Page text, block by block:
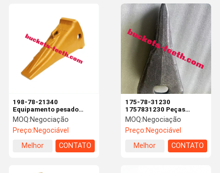
175-78-31230
1757831230 Peças
sobressalentes de
escavadeira Rocha Dica
de balde pesado Dentista
Dentes Dentista
MOQ:Negociação
Preço:Negociável
Melhor
CONTATO
198-78-21340
Equipamento pesado
Balde Dentes Ripper
ponta da haste para
PC400/D375 escavadeira
Bulldozer Metal
MOQ:Negociação
Preço:Negociável
Melhor
CONTATO